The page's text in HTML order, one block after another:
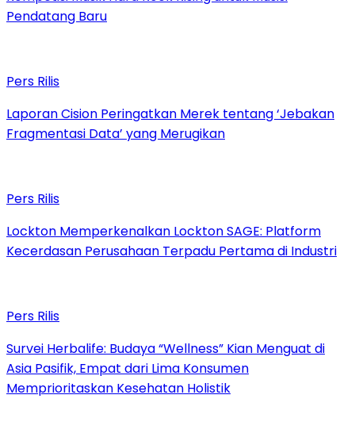
Pendatang Baru
Pers Rilis
Laporan Cision Peringatkan Merek tentang ‘Jebakan
Fragmentasi Data’ yang Merugikan
Pers Rilis
Lockton Memperkenalkan Lockton SAGE: Platform
Kecerdasan Perusahaan Terpadu Pertama di Industri
Pers Rilis
Survei Herbalife: Budaya “Wellness” Kian Menguat di
Asia Pasifik, Empat dari Lima Konsumen
Memprioritaskan Kesehatan Holistik